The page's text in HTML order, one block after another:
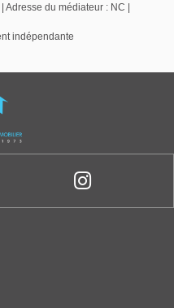
du médiateur : NC |
indépendante